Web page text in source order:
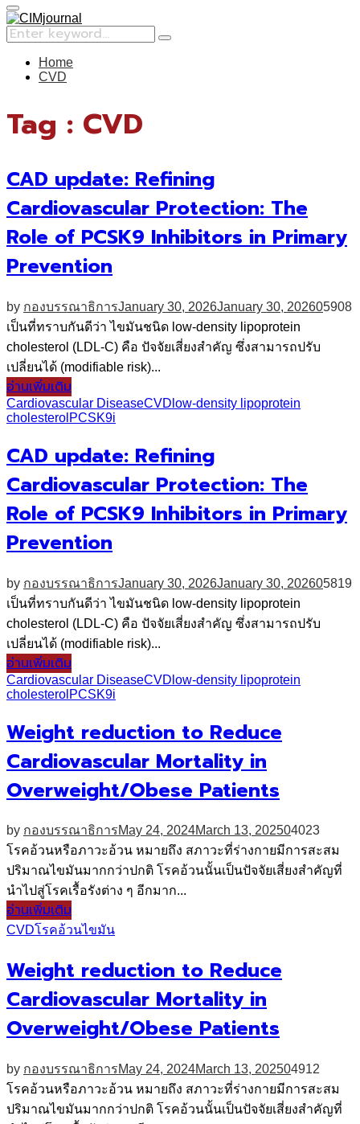
Primary
Menu
Search
for:
Search
Home
CVD
Tag : CVD
CAD update: Refining
Cardiovascular Protection: The
Role of PCSK9 Inhibitors in Primary
Prevention
by กองบรรณาธิการJanuary 30, 2026January 30, 202605908
เป็นที่ทราบกันดีว่า ไขมันชนิด low-density lipoprotein
cholesterol (LDL-C) คือ ปัจจัยเสี่ยงสำคัญ ซึ่งสามารถปรับ
เปลี่ยนได้ (modifiable risk)...
อ่านเพิ่มเติม
Cardiovascular DiseaseCVD low-density lipoprotein
cholesterol PCSK9i
CAD update: Refining
Cardiovascular Protection: The
Role of PCSK9 Inhibitors in Primary
Prevention
by กองบรรณาธิการJanuary 30, 2026January 30, 202605819
เป็นที่ทราบกันดีว่า ไขมันชนิด low-density lipoprotein
cholesterol (LDL-C) คือ ปัจจัยเสี่ยงสำคัญ ซึ่งสามารถปรับ
เปลี่ยนได้ (modifiable risk)...
อ่านเพิ่มเติม
Cardiovascular DiseaseCVD low-density lipoprotein
cholesterol PCSK9i
Weight reduction to Reduce
Cardiovascular Mortality in
Overweight/Obese Patients
by กองบรรณาธิการMay 24, 2024March 13, 202504023
โรคอ้วนหรือภาวะอ้วน หมายถึง สภาวะที่ร่างกายมีการสะสม
ปริมาณไขมันมากกว่าปกติ โรคอ้วนนั้นเป็นปัจจัยเสี่ยงสำคัญที่
นำไปสู่โรคเรื้อรังต่าง ๆ อีกมาก...
อ่านเพิ่มเติม
CVDโรคอ้วนไขมัน
Weight reduction to Reduce
Cardiovascular Mortality in
Overweight/Obese Patients
by กองบรรณาธิการMay 24, 2024March 13, 202504912
โรคอ้วนหรือภาวะอ้วน หมายถึง สภาวะที่ร่างกายมีการสะสม
ปริมาณไขมันมากกว่าปกติ โรคอ้วนนั้นเป็นปัจจัยเสี่ยงสำคัญที่